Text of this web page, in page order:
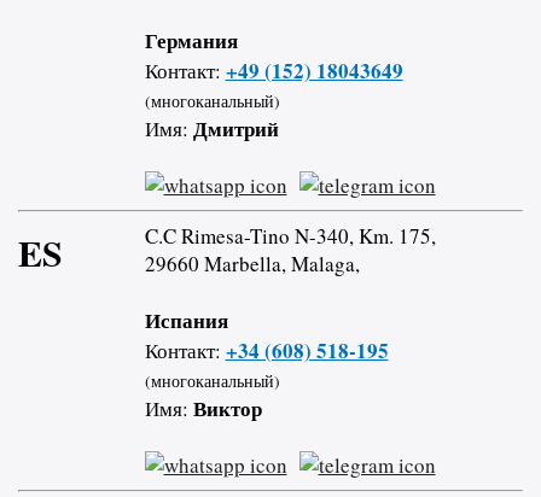
Германия
Контакт: +49 (152) 18043649
(многоканальный)
Имя: Дмитрий
ES
C.C Rimesa-Tino N-340, Km. 175,
29660 Marbella, Malaga,
Испания
Контакт: +34 (608) 518-195
(многоканальный)
Имя: Виктор